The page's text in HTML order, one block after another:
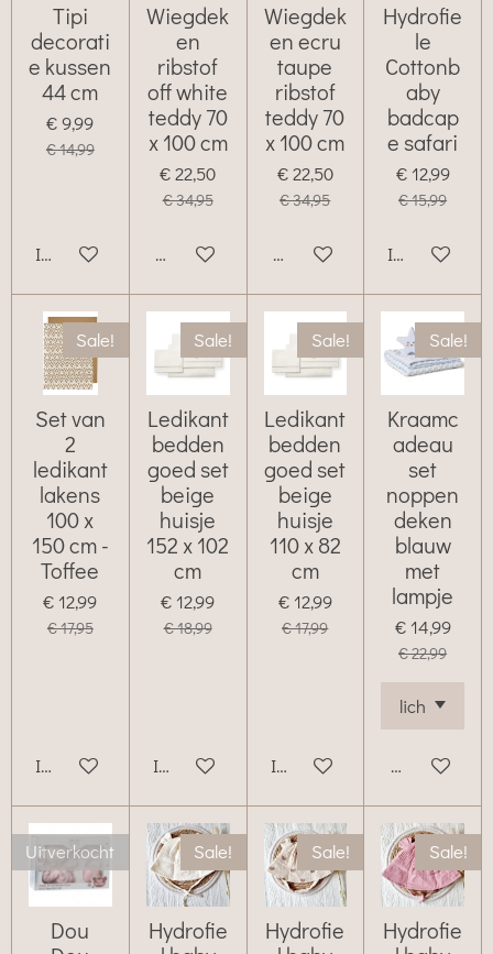
Tipi
decorati
e kussen
44 cm
€ 9,99
€ 14,99
In winkelwagen
Wiegdek
en
ribstof
off white
teddy 70
x 100 cm
€ 22,50
€ 34,95
Bekijk details
Wiegdek
en ecru
taupe
ribstof
teddy 70
x 100 cm
€ 22,50
€ 34,95
Bekijk details
Hydrofie
le
Cottonb
aby
badcap
e safari
€ 12,99
€ 15,99
In
Sale!
Set van
2
ledikant
lakens
100 x
150 cm -
Toffee
€ 12,99
€ 17,95
In winkelwagen
Sale!
Ledikant
bedden
goed set
beige
huisje
152 x 102
cm
€ 12,99
€ 18,99
In winkelwagen
Sale!
Ledikant
bedden
goed set
beige
huisje
110 x 82
cm
€ 12,99
€ 17,99
In winkelwagen
Sale!
Kraamc
adeau
set
noppen
deken
blauw
met
lampje
€ 14,99
€ 22,99
Bekijk details
Uitverkocht
Dou
Sale!
Hydrofie
Sale!
Hydrofie
Sale!
Hydrofie